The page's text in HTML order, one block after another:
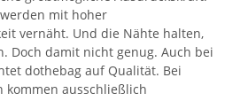
mit hoher
vernäht. Und die Nähte halten,
Doch damit nicht genug. Auch bei
dothebag auf Qualität. Bei
kommen ausschließlich